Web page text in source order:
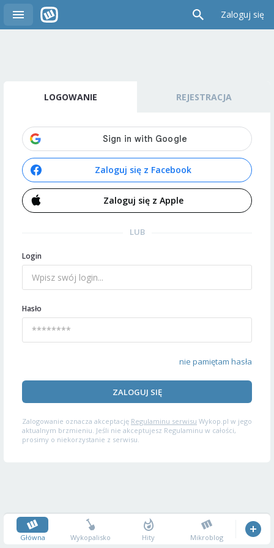
Zaloguj się
LOGOWANIE REJESTRACJA
Zaloguj się z Facebook
Zaloguj się z Apple
LUB
Login
Hasło
nie pamiętam hasła
ZALOGUJ SIĘ
Zalogowanie oznacza akceptację Regulaminu serwisu Wykop.pl w jego
aktualnym brzmieniu. Jeśli nie akceptujesz Regulaminu w całości,
prosimy o niekorzystanie z serwisu.
Główna Wykopalisko Hity Mikroblog